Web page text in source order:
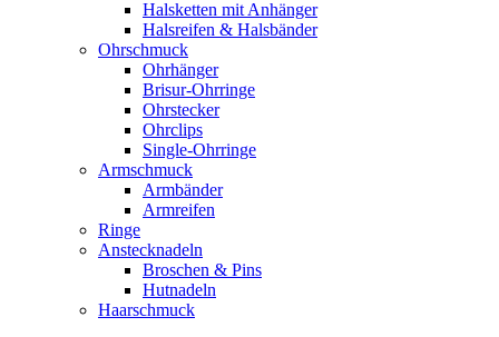
Halsketten mit Anhänger
Halsreifen & Halsbänder
Ohrschmuck
Ohrhänger
Brisur-Ohrringe
Ohrstecker
Ohrclips
Single-Ohrringe
Armschmuck
Armbänder
Armreifen
Ringe
Anstecknadeln
Broschen & Pins
Hutnadeln
Haarschmuck